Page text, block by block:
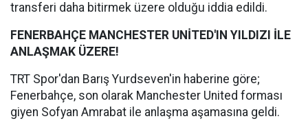
transferi daha bitirmek üzere olduğu iddia edildi.
FENERBAHÇE MANCHESTER UNİTED'IN YILDIZI İLE
ANLAŞMAK ÜZERE!
TRT Spor'dan Barış Yurdseven'in haberine göre;
Fenerbahçe, son olarak Manchester United forması
giyen Sofyan Amrabat ile anlaşma aşamasına geldi.